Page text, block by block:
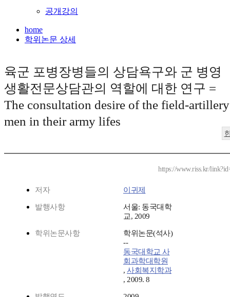
공개강의
home
학위논문 상세
육군 포병장병들의 상담욕구와 군 병영
생활전문상담관의 역할에 대한 연구 =
The consultation desire of the field-artillery
men in their army lifes
https://www.riss.kr/
저자 이귀제
발행사항
서울: 동국대학
교, 2009
학위논문사항
학위논문(석사)
--
동국대학교 사
회과학대학원
, 사회복지학과
, 2009. 8